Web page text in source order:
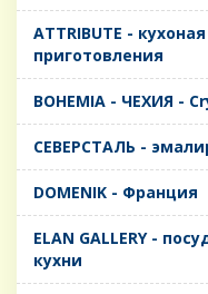
ATTRIBUTE -
приготовления
BOHEMIA - ЧЕХИЯ -
CЕВЕРСТАЛЬ -
DOMENIK - Франция
ELAN GALLERY -
кухни